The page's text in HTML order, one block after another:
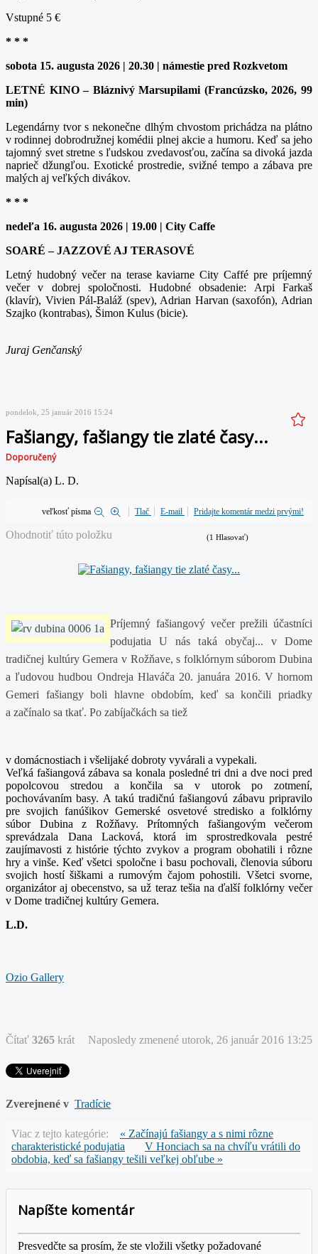
Vstupné 5 €
* * *
sobota 15. augusta 2026 | 20.30 | námestie pred Rozkvetom
LETNÉ KINO – Bláznivý Marsupilami (Francúzsko, 2026, 99
min)
Legendárny tvor s nekonečne dlhým chvostom prichádza na plátno
v rodinnej dobrodružnej komédii plnej akcie a humoru. Keď sa jeho
tajomný svet stretne s ľudskou zvedavosťou, začína sa divoká jazda
naprieč džungľou. Exotické prostredie, svižné tempo a zábava pre
malých aj veľkých divákov.
* * *
nedeľa 16. augusta 2026 | 19.00 | City Caffe
SOARÉ – JAZZOVÉ AJ TERASOVÉ
Letný hudobný večer na terase kaviarne City Caffé pre príjemný
večer v dobrej spoločnosti. Hudobné obsadenie: Arpi Farkaš
(klavír), Vivien Pál-Baláž (spev), Adrian Harvan (saxofón), Adrian
Szajko (kontrabas), Šimon Kulus (bicie).
Juraj Genčanský
pondelok, 25 január 2016 15:24
Fašiangy, fašiangy tie zlaté časy...
Doporučený
Napísal(a) L. D.
veľkosť písma Tlač E-mail Pridajte komentár medzi prvými!
Ohodnotiť túto položku (1 Hlasovať)
Príjemný fašiangový večer prežili účastníci
podujatia U nás taká obyčaj... v Dome
tradičnej kultúry Gemera v Rožňave, s folklórnym súborom Dubina
a ľudovou hudbou Ondreja Hlaváča 20. januára 2016. V hornom
Gemeri fašiangy boli hlavne obdobím, keď sa končili priadky
a začínalo sa tkať. Po zabíjačkách sa tiež
v domácnostiach i všelijaké dobroty vyvárali a vypekali.
Veľká fašiangová zábava sa konala posledné tri dni a dve noci pred
popolcovou stredou a končila sa v utorok po zotmení,
pochovávaním basy. A takú tradičnú fašiangovú zábavu pripravilo
pre svojich fanúšikov Gemerské osvetové stredisko a folklórny
súbor Dubina z Rožňavy. Prítomných fašiangovým večerom
sprevádzala Dana Lacková, ktorá im sprostredkovala pestré
zaujímavosti z histórie týchto zvykov a program obohatili i rôzne
hry a vinše. Keď všetci spoločne i basu pochovali, členovia súboru
svojich hostí šiškami a rumovým čajom pohostili. Všetci svorne,
organizátor aj obecenstvo, sa už teraz tešia na ďalší folklórny večer
v Dome tradičnej kultúry Gemera.
L.D.
Ozio Gallery
Čítať 3265 krát Naposledy zmenené utorok, 26 január 2016 13:25
Zverejnené v Tradície
Viac z tejto kategórie:
« Začínajú fašiangy a s nimi rôzne
charakteristické podujatia
V Honciach sa na chvíľu vrátili do
obdobia, keď sa fašiangy tešili veľkej obľube »
Napíšte komentár
Presvedčte sa prosím, že ste vložili všetky požadované